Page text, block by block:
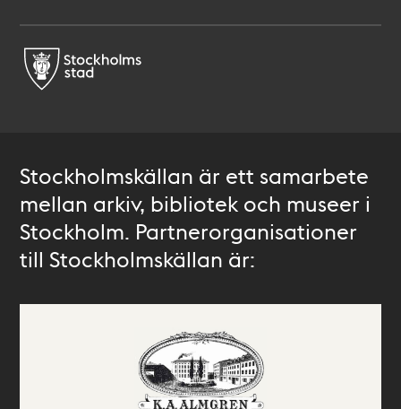
Stockholmskällan är ett samarbete
mellan arkiv, bibliotek och museer i
Stockholm. Partnerorganisationer
till Stockholmskällan är: